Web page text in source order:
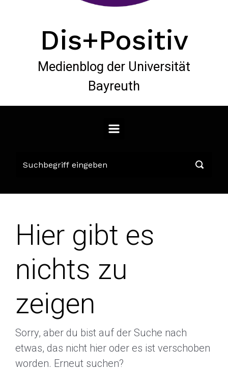
Dis+Positiv
Medienblog der Universität
Bayreuth
Hier gibt es
nichts zu
zeigen
Sorry, aber du bist auf der Suche nach
etwas, das nicht hier oder es ist verschoben
worden. Erneut suchen?